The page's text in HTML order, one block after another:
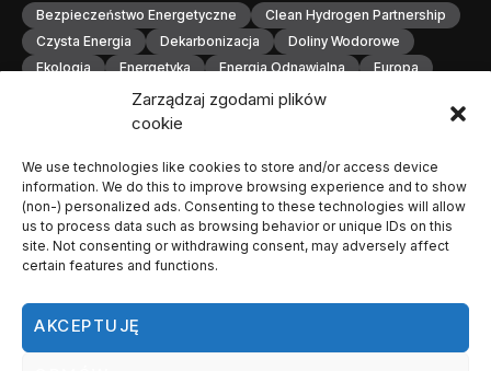
Zarządzaj zgodami plików
cookie
We use technologies like cookies to store and/or access device
information. We do this to improve browsing experience and to show
(non-) personalized ads. Consenting to these technologies will allow
us to process data such as browsing behavior or unique IDs on this
site. Not consenting or withdrawing consent, may adversely affect
certain features and functions.
AKCEPTUJĘ
Bezpieczeństwo Energetyczne
Clean Hydrogen Partnership
Czysta Energia
Dekarbonizacja
Doliny Wodorowe
Ekologia
Energetyka Energia Odnawialna
Europa
Gospodarka Wodorowa
H2
Hydrogen Europe
Infrastruktura Wodorowa
Magazynowanie Energii
Magazynowanie Wodoru
Małopolska
Neutralność Klimatyczna
Odnawialne Źródła Energii
Ogniwa Paliwowe
Orlen
OZE
Polska Produkcja Wodoru
Przemysł
Technologia Wodorowa
Technologie Wodorowe
Transformacja Energetyczna
Transport Wodorowy
Unia Europejska Wodorowa